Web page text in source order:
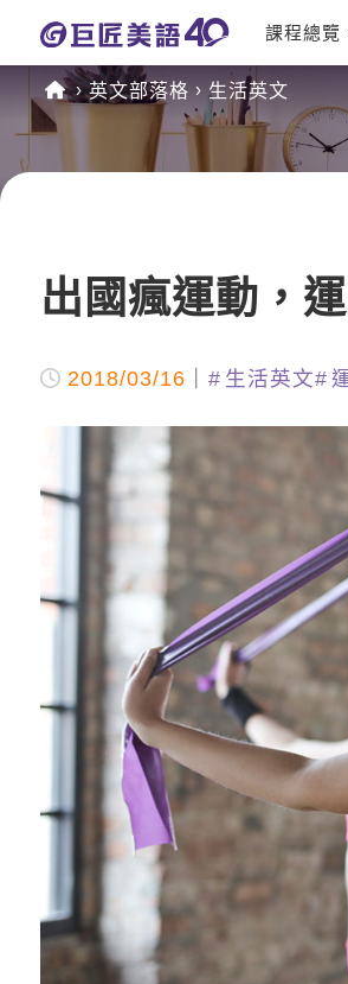
課程總覽
日語課程
英文課程
英文會話
英文部落格 生活英文
出國瘋運動，
2018/03/16 生活英文